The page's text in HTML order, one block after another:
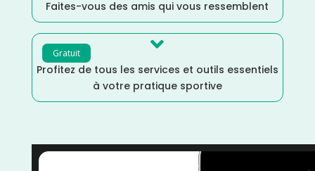
Faites-vous des amis qui vous ressemblent
Gratuit 
Profitez de tous les services et outils essentiels
à votre pratique sportive